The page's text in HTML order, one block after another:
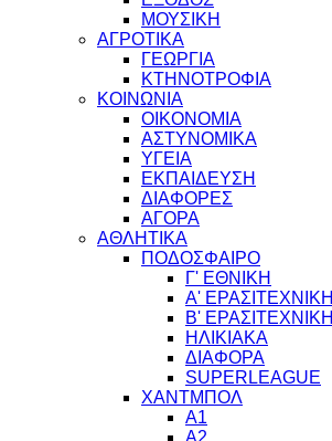
ΜΟΥΣΙΚΗ
ΑΓΡΟΤΙΚΑ
ΓΕΩΡΓΙΑ
ΚΤΗΝΟΤΡΟΦΙΑ
ΚΟΙΝΩΝΙΑ
ΟΙΚΟΝΟΜΙΑ
ΑΣΤΥΝΟΜΙΚΑ
ΥΓΕΙΑ
ΕΚΠΑΙΔΕΥΣΗ
ΔΙΑΦΟΡΕΣ
ΑΓΟΡΑ
ΑΘΛΗΤΙΚΑ
ΠΟΔΟΣΦΑΙΡΟ
Γ' ΕΘΝΙΚΗ
Α' ΕΡΑΣΙΤΕΧΝΙΚΗ
Β' ΕΡΑΣΙΤΕΧΝΙΚΗ
ΗΛΙΚΙΑΚΑ
ΔΙΑΦΟΡΑ
SUPERLEAGUE
ΧΑΝΤΜΠΟΛ
Α1
Α2